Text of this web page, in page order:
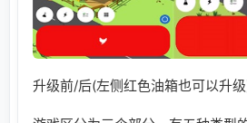
升级前/后(左侧红色油箱也可以升